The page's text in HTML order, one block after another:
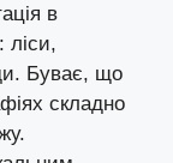
в
ліси,
Буває, що
складно